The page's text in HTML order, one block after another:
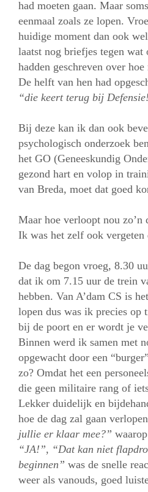
had moeten gaan. Maar
eenmaal zoals ze lopen.
huidige moment dan ook
laatst nog briefjes tegen wat
hadden geschreven over
De helft van hen had
“die keert terug bij
Bij deze kan ik dan ook
psychologisch onderzoek
het GO (Geneeskundig
gezond hart en volop in
van Breda, moet dat goed
Maar hoe verloopt nou zo’n
Ik was het zelf ook vergeten
De dag begon vroeg, 8.30
dat ik om 7.15 uur de trein
hebben. Van A’dam CS is
lopen dus was ik precies op
bij de poort en er wordt je
Binnen werd ik samen met
opgewacht door een
zo? Omdat het een
die geen militaire rang of
Lekker duidelijk en
hoe de dag zal gaan
jullie er klaar mee?”
“JA!”, “Dat kan niet
beginnen” was de snelle
weer als vanouds, goed